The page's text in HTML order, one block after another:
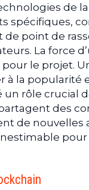
de la
point de
La force
le projet.
la popularité
rôle crucial
des
de nouvelles
pour